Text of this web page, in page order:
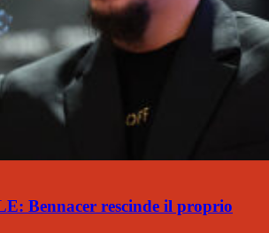
Bennacer rescinde il proprio